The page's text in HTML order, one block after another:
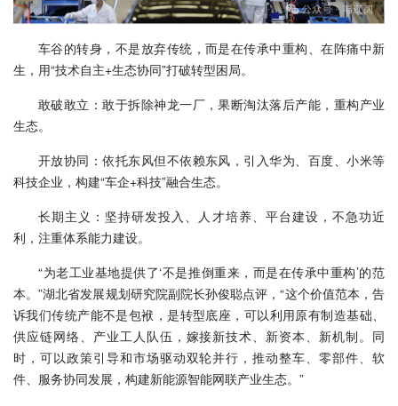
车谷的转身，不是放弃传统，而是在传承中重构、在阵痛中新
生，用“技术自主+生态协同”打破转型困局。
敢破敢立：敢于拆除神龙一厂，果断淘汰落后产能，重构产业
生态。
开放协同：依托东风但不依赖东风，引入华为、百度、小米等
科技企业，构建“车企+科技”融合生态。
长期主义：坚持研发投入、人才培养、平台建设，不急功近
利，注重体系能力建设。
“为老工业基地提供了‘不是推倒重来，而是在传承中重构’的范
本。”湖北省发展规划研究院副院长孙俊聪点评，“这个价值范本，告
诉我们传统产能不是包袱，是转型底座，可以利用原有制造基础、
供应链网络、产业工人队伍，嫁接新技术、新资本、新机制。同
时，可以政策引导和市场驱动双轮并行，推动整车、零部件、软
件、服务协同发展，构建新能源智能网联产业生态。”